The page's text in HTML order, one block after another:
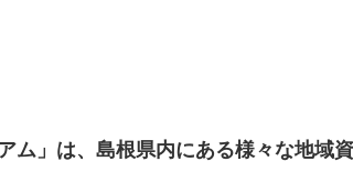
ム」は、島根県内にある様々な地域